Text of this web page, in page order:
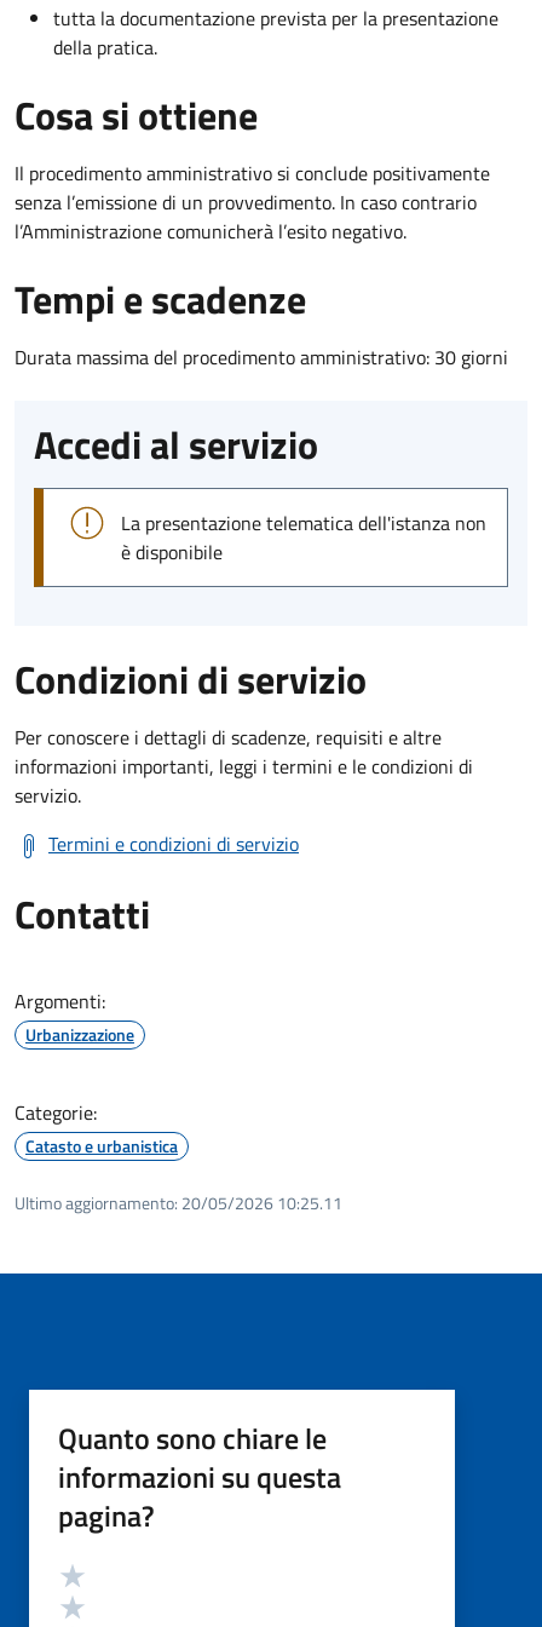
tutta la documentazione prevista per la presentazione
della pratica.
Cosa si ottiene
Il procedimento amministrativo si conclude positivamente
senza l’emissione di un provvedimento. In caso contrario
l’Amministrazione comunicherà l’esito negativo.
Tempi e scadenze
Durata massima del procedimento amministrativo: 30 giorni
Accedi al servizio
La presentazione telematica dell'istanza non
è disponibile
Condizioni di servizio
Per conoscere i dettagli di scadenze, requisiti e altre
informazioni importanti, leggi i termini e le condizioni di
servizio.
Termini e condizioni di servizio
Contatti
Argomenti:
Urbanizzazione
Categorie:
Catasto e urbanistica
Ultimo aggiornamento: 20/05/2026 10:25.11
Quanto sono chiare le
informazioni su questa
pagina?
Valutazione